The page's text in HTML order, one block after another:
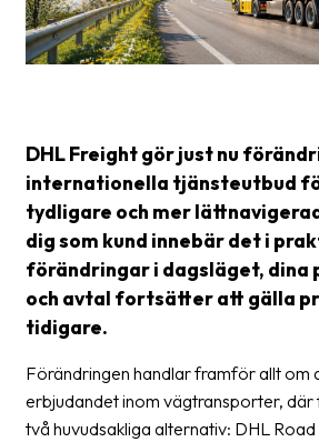
Glossary
documents
settings
Customs
declarations
Delivery
terms
Pickups
DHL Freight gör just nu
internationella tjänsteutbud
tydligare och mer
dig som kund innebär det i
förändringar i dagsläget, dina
och avtal fortsätter att gälla
tidigare.
Förändringen handlar framför allt om
erbjudandet inom vägtransporter, där
två huvudsakliga alternativ: DHL